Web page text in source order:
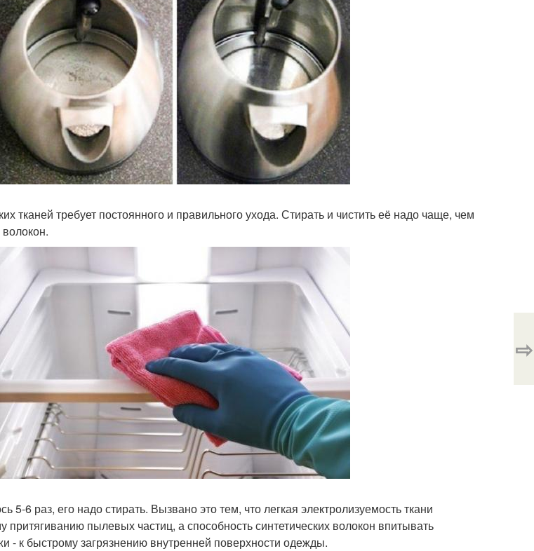
тканей требует постоянного и правильного ухода. Стирать и чистить её надо чаще, чем
5-6 раз, его надо стирать. Вызвано это тем, что легкая электролизуемость ткани
притягиванию пылевых частиц, а способность синтетических волокон впитывать
- к быстрому загрязнению внутренней поверхности одежды.
⇨